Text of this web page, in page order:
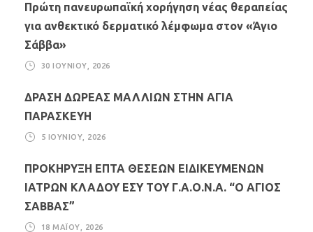
Πρώτη πανευρωπαϊκή χορήγηση νέας θεραπείας
για ανθεκτικό δερματικό λέμφωμα στον «Άγιο
Σάββα»
30 ΙΟΥΝΊΟΥ, 2026
ΔΡΑΣΗ ΔΩΡΕΑΣ ΜΑΛΛΙΩΝ ΣΤΗΝ ΑΓΙΑ
ΠΑΡΑΣΚΕΥΗ
5 ΙΟΥΝΊΟΥ, 2026
ΠΡΟΚΗΡΥΞΗ ΕΠΤΑ ΘΕΣΕΩΝ ΕΙΔΙΚΕΥΜΕΝΩΝ
ΙΑΤΡΩΝ ΚΛΑΔΟΥ ΕΣΥ ΤΟΥ Γ.Α.Ο.Ν.Α. “Ο ΑΓΙΟΣ
ΣΑΒΒΑΣ”
18 ΜΑΪ́ΟΥ, 2026